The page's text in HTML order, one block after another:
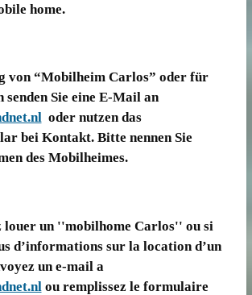
home.
von “Mobilheim Carlos” oder für
senden Sie eine E-Mail an
oder nutzen das
bei Kontakt. Bitte nennen Sie
des Mobilheimes.
louer un ''mobilhome Carlos'' ou si
d’informations sur la location d’un
un e-mail a
ou remplissez le formulaire